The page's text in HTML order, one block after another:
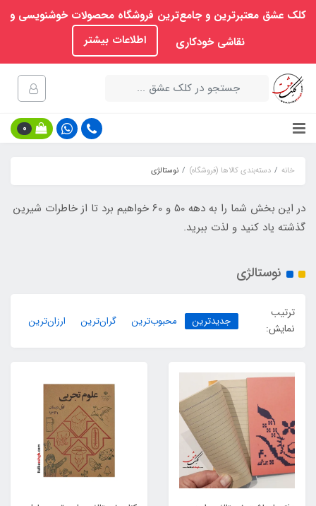
کلک عشق معتبرترین و جامع‌ترین فروشگاه محصولات خوشنویسی و
نقاشی خودکاری
اطلاعات بیشتر
0
خانه دسته‌بندی کالاها (فروشگاه) نوستالژی
در این بخش شما را به دهه 50 و 60 خواهیم برد تا از خاطرات شیرین
گذشته یاد کنید و لذت ببرید.
نوستالژی
ترتیب
نمایش:
جدیدترین محبوب‌ترین گران‌ترین ارزان‌ترین